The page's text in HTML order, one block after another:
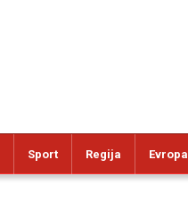
Sport Regija Evropa